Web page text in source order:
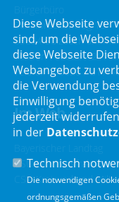
Bürgerbüro
Schafbrückenweg 10
63834 Sulzbach am
Telefon :06028 / 217
Telefax : 06028 / 217
Im Web
CSU Landtagsfraktion
CSU Kreisverband
Diese Webseite
sind, um die
diese Webseite
Webangebot zu
die Verwendung
Einwilligung
jederzeit
in der
Technisch
Die notwendigen
ordnungsgemäßen